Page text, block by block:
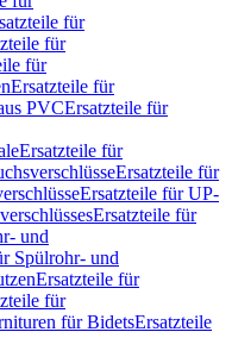
für
für
für
Ersatzteile für
PVCErsatzteile für
Ersatzteile für
Ersatzteile für
Ersatzteile für UP-
Ersatzteile für
und
Spülrohr- und
Ersatzteile für
für
für BidetsErsatzteile